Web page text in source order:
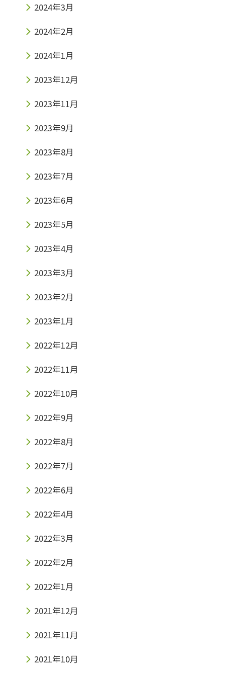
2024年3月
2024年2月
2024年1月
2023年12月
2023年11月
2023年9月
2023年8月
2023年7月
2023年6月
2023年5月
2023年4月
2023年3月
2023年2月
2023年1月
2022年12月
2022年11月
2022年10月
2022年9月
2022年8月
2022年7月
2022年6月
2022年4月
2022年3月
2022年2月
2022年1月
2021年12月
2021年11月
2021年10月